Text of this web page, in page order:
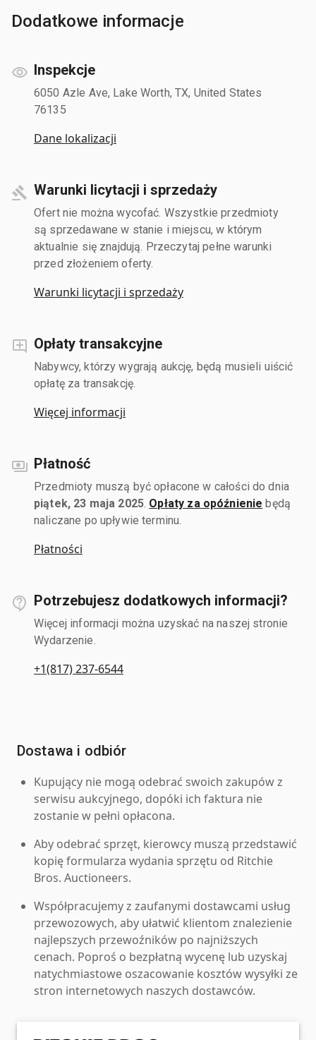
Dodatkowe informacje
Inspekcje
6050 Azle Ave, Lake Worth, TX, United States
76135
Dane lokalizacji
Warunki licytacji i sprzedaży
Ofert nie można wycofać. Wszystkie przedmioty
są sprzedawane w stanie i miejscu, w którym
aktualnie się znajdują. Przeczytaj pełne warunki
przed złożeniem oferty.
Warunki licytacji i sprzedaży
Opłaty transakcyjne
Nabywcy, którzy wygrają aukcję, będą musieli uiścić
opłatę za transakcję.
Więcej informacji
Płatność
Przedmioty muszą być opłacone w całości do dnia
piątek, 23 maja 2025 Opłaty za opóźnienie będą
naliczane po upływie terminu.
Płatności
Potrzebujesz dodatkowych informacji?
Więcej informacji można uzyskać na naszej stronie
Wydarzenie.
+1(817) 237-6544
Dostawa i odbiór
Kupujący nie mogą odebrać swoich zakupów z
serwisu aukcyjnego, dopóki ich faktura nie
zostanie w pełni opłacona.
Aby odebrać sprzęt, kierowcy muszą przedstawić
kopię formularza wydania sprzętu od Ritchie
Bros. Auctioneers.
Współpracujemy z zaufanymi dostawcami usług
przewozowych, aby ułatwić klientom znalezienie
najlepszych przewoźników po najniższych
cenach. Poproś o bezpłatną wycenę lub uzyskaj
natychmiastowe oszacowanie kosztów wysyłki ze
stron internetowych naszych dostawców.